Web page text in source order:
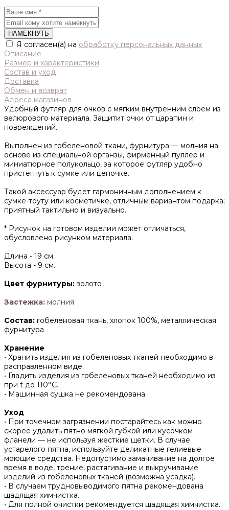
НАМЕКНУТЬ
Я согласен(а) на обработку персональных данных
Описание
Размер и характеристики
Состав и уход
Доставка
Обмен и возврат
Адреса магазинов
Удобный футляр для очков с мягким внутренним слоем из
велюрового материала. Защитит очки от царапин и
повреждений.
Выполнен из гобеленовой ткани, фурнитура — молния на
основе из специальной органзы, фирменный пуллер и
миниатюрное полукольцо, за которое футляр удобно
пристегнуть к сумке или цепочке.
Такой аксессуар будет гармоничным дополнением к
сумке-тоуту или косметичке, отличным вариантом подарка;
приятный тактильно и визуально.
* Рисунок на готовом изделии может отличаться,
обусловлено рисунком материала.
Длина - 19 см.
Высота - 9 см.
Цвет фурнитуры: золото
Застежка: молния
Состав: гобеленовая ткань, хлопок 100%, металлическая
фурнитура
Хранение
• Хранить изделия из гобеленовых тканей необходимо в
расправленном виде.
• ‌Гладить изделия из гобеленовых тканей необходимо из
при t до 110°С.
• ‌Машинная сушка не рекомендована.
Уход
• При точечном загрязнении постарайтесь как можно
скорее удалить пятно мягкой губкой или кусочком
фланели — не используя жесткие щетки. В случае
устарелого пятна, используйте деликатные гелиевые
моющие средства. Недопустимо замачивание на долгое
время в воде, трение, растягивание и выкручивание
изделий из гобеленовых тканей (возможна усадка).
• В случаем трудновыводимого пятна рекомендована
щадящая химчистка.
• Для полной очистки рекомендуется щадящая химчистка.